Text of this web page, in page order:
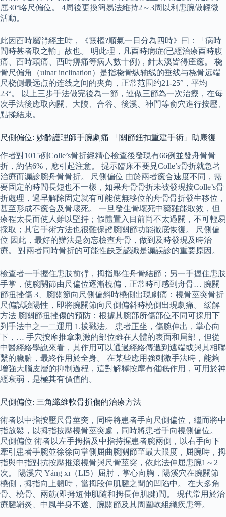
屈30°略尺偏位。 4周後更換簡易法維持2～3周以利患腕做輕微
活動。
此因酉時屬腎經主時，《靈樞?順氣一日分為四時》曰：「病時
間時甚者取之輸」故也。 明此理，凡酉時病症(已經治療酉時腹
痛、酉時頭痛、酉時痹痛等病人數十例)，針太溪皆得痊癒。 桡
骨尺偏角（ulnar inclination）是指桡骨纵轴线的垂线与桡骨远端
尺桡侧最远点的连线之间的夹角，正常范围约21-25°，平均
23°。 以上三步手法做完後為一節，連做三節為一次治療，在每
次手法後應取內關、大陵、合谷、後溪、神門等俞穴進行按壓、
點揉結束。
尺側偏位: 妙齡護理師手腕劇痛 「關節鈕扣重建手術」助康復
作者對1015例Colle’s骨折經精心檢查後發現有66例並發舟骨骨
折，約佔6%，應引起注意。 提示臨床不要見Colle’s骨折就急著
治療而漏診腕舟骨骨折。 尺側偏位 由於兩者癒合速度不同，需
要固定的時間長短也不一樣，如果舟骨骨折未被發現按Colle’s骨
折處理，過早解除固定就有可能使無移位的舟骨骨折發生移位，
甚至形成不癒合及骨壞死。 一旦發生骨壞死中藥雖能取效，但
療程太長而使人難以堅持；假體置入目前尚不太過關，不可輕易
採取；其它手術方法也很難保證腕關節功能徹底恢復。 尺側偏
位 因此，最好的辦法是勿忘檢查舟骨，做到及時發現及時治
療。 對兩者同時骨折的可能性缺乏認識是漏誤診的重要原因。
檢查者一手握住患肢前臂，拇指壓住舟骨結節；另一手握住患肢
手掌，使腕關節由尺偏位逐漸橈偏，正常時可感到舟骨… 腕關
節扭挫傷 3、腕關節向尺側偏斜時橈側出現劇痛：橈骨莖突骨折
尺偏試驗陽性，即將腕關節向尺側偏斜時橈側出現劇痛。 緩解
方法 腕關節扭挫傷的預防：根據其腕部所傷部位不同可採用下
列手法中之一二運用 1.拔戳法。 患者正坐，傷腕伸出，掌心向
下，… 手穴按摩推拿刺激的部位雖在人體的表面和局部，但從
中醫經絡學說來看，其作用可以通過經絡傳遞到遠端或與其相聯
繫的臟腑，最終作用於全身。 在某些應用強刺激手法時，能夠
增強大腦皮層的抑制過程，這對解釋按摩有催眠作用，可用於神
經衰弱，是極其有價值的。
尺側偏位: 三角纖維軟骨損傷的治療方法
術者以中指按壓尺骨莖突，同時將患者手向尺側偏位，繼而將中
指放鬆，以拇指按壓橈骨莖突處，同時將患者手向橈側偏位。
尺側偏位 術者以左手拇指及中指持握患者腕兩側，以右手向下
牽引患者手腕並徐徐向掌側屈曲腕關節至最大限度，屈腕時，拇
指與中指對抗按壓推滾橈骨與尺骨莖突，依此法伸屈患腕1～2
次。 陽溪穴 Yáng xī（LI5）屈肘，掌心向胸，陽溪穴在腕關節
橈側，拇指向上翹時，當拇段伸肌腱之間的凹陷中。 在大多角
骨、橈骨、兩筋(即拇短伸肌隨和拇長伸肌腱)間。 現代常用於治
療腱鞘炎、中風半身不遂、腕關節及其周圍軟組織疾患等。